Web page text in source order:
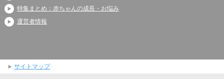
特集まとめ：赤ちゃんの成長・お悩み
運営者情報
サイトマップ